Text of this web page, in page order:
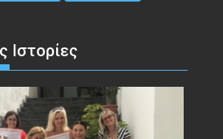
Ιστορίες